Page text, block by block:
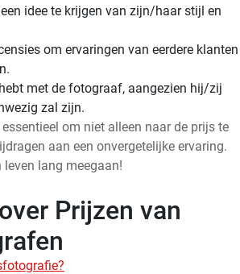
idee te krijgen van zijn/haar stijl en
om ervaringen van eerdere klanten
met de fotograaf, aangezien hij/zij
zal zijn.
om niet alleen naar de prijs te
aan een onvergetelijke ervaring.
leven lang meegaan!
Prijzen van